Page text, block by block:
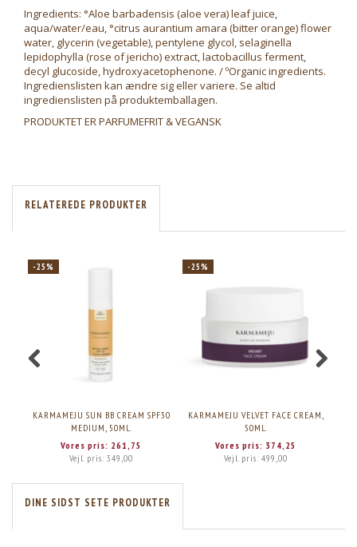
Ingredients: °Aloe barbadensis (aloe vera) leaf juice,
aqua/water/eau, °citrus aurantium amara (bitter orange) flower
water, glycerin (vegetable), pentylene glycol, selaginella
lepidophylla (rose of jericho) extract, lactobacillus ferment,
decyl glucoside, hydroxyacetophenone. / ºOrganic ingredients.
Ingredienslisten kan ændre sig eller variere. Se altid
ingredienslisten på produktemballagen.
PRODUKTET ER PARFUMEFRIT & VEGANSK
RELATEREDE PRODUKTER
-25%
KARMAMEJU SUN BB CREAM SPF30
MEDIUM, 50ML.
Vores pris: 261,75
Vejl. pris: 349,00
-25%
KARMAMEJU VELVET FACE CREAM,
50ML.
Vores pris: 374,25
Vejl. pris: 499,00
DINE SIDST SETE PRODUKTER